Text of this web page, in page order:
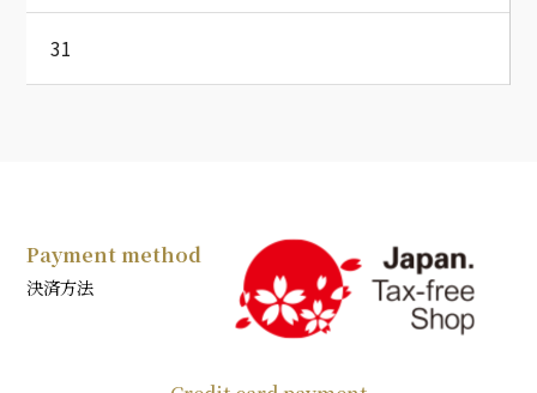
31
Payment method
決済方法